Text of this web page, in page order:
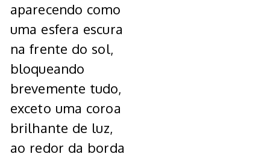
aparecendo como
uma esfera escura
na frente do sol,
bloqueando
brevemente tudo,
exceto uma coroa
brilhante de luz,
ao redor da borda